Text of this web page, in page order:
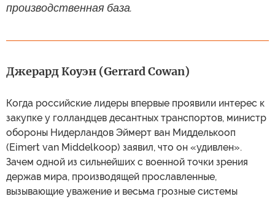
производственная база.
Джерард Коуэн (Gerrard Cowan)
Когда российские лидеры впервые проявили интерес к
закупке у голландцев десантных транспортов, министр
обороны Нидерландов Эймерт ван Мидделькооп
(Eimert van Middelkoop) заявил, что он «удивлен».
Зачем одной из сильнейших с военной точки зрения
держав мира, производящей прославленные,
вызывающие уважение и весьма грозные системы